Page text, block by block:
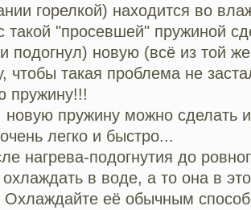
горелкой) находится во
такой "просевшей" пружиной
подогнул) новую (всё из той
чтобы такая проблема не
пружину!!!
новую пружину можно сделать
легко и быстро...
нагрева-подогнутия до
охлаждать в воде, а то она в
Охлаждайте её обычным